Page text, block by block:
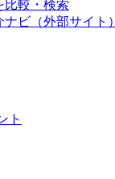
比較・検索
ビ（外部サイト）
ト